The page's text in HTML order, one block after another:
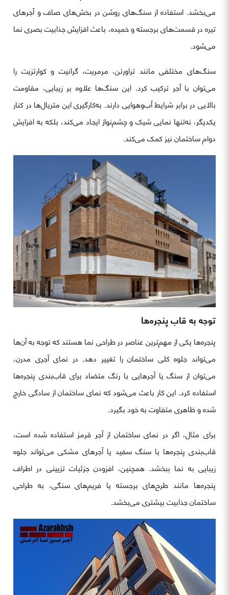
می‌بخشد. استفاده از سنگ‌های روشن در بخش‌های صاف و آجرهای
تیره در قسمت‌های برجسته و خمیده، باعث افزایش جذابیت بصری نما
می‌شود.
سنگ‌های مختلفی مانند تراورتن، مرمریت، گرانیت و کوارتزیت را
می‌توان با آجر ترکیب کرد. این سنگ‌ها علاوه بر زیبایی، مقاومت
بالایی در برابر شرایط آب‌وهوایی دارند. به‌کارگیری این متریال‌ها در کنار
یکدیگر، نه‌تنها نمایی شیک و چشم‌نواز ایجاد می‌کند، بلکه به افزایش
دوام ساختمان نیز کمک می‌کند.
توجه به قاب پنجره‌ها
پنجره‌ها یکی از مهم‌ترین عناصر در طراحی نما هستند که توجه به آن‌ها
می‌تواند جلوه کلی ساختمان را تغییر دهد. در نمای آجری مدرن،
می‌توان از سنگ یا آجرهایی با رنگ متضاد برای قاب‌بندی پنجره‌ها
استفاده کرد. این کار باعث می‌شود که نمای ساختمان از سادگی خارج
شده و ظاهری متفاوت به خود بگیرد.
برای مثال، اگر در نمای ساختمان از آجر قرمز استفاده شده است،
قاب‌بندی پنجره‌ها با سنگ سفید یا آجرهای مشکی می‌تواند جلوه
زیبایی به نما ببخشد. همچنین، افزودن جزئیات تزیینی در اطراف
پنجره‌ها مانند طرح‌های برجسته یا فریم‌های سنگی، به طراحی
ساختمان جذابیت بیشتری می‌بخشد.